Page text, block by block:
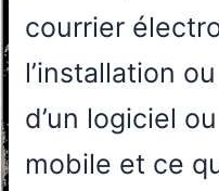
courrier
l’installation
d’un logiciel
mobile et ce